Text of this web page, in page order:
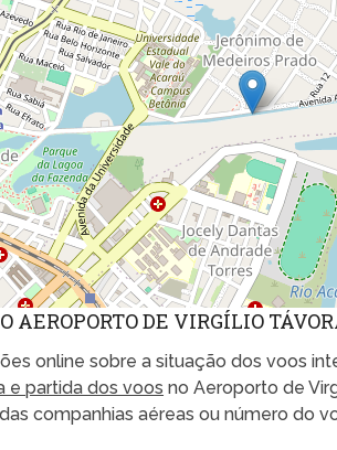
AEROPORTO DE VIRGÍLIO
online sobre a situação dos voos
e partida dos voos no Aeroporto de
companhias aéreas ou número do